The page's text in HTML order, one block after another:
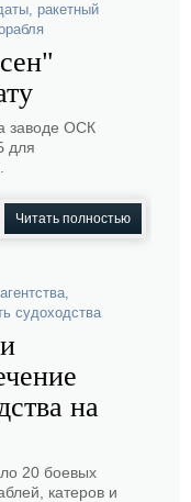
, ракетный
заводе ОСК
для
Читать полностью
,
судоходства
на
20 боевых
катеров и